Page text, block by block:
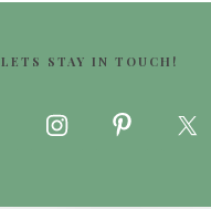
LETS STAY IN TOUCH!